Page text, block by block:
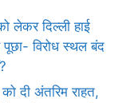
लेकर दिल्ली हाई
विरोध स्थल बंद
को दी अंतरिम राहत,